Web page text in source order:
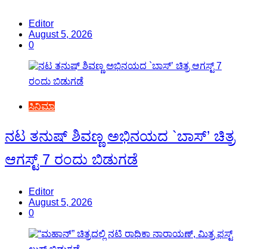
Editor
August 5, 2026
0
ಸಿನಿಮಾ
ನಟ ತನುಷ್ ಶಿವಣ್ಣ ಅಭಿನಯದ `ಬಾಸ್’ ಚಿತ್ರ
ಆಗಸ್ಟ್ 7 ರಂದು ಬಿಡುಗಡೆ
Editor
August 5, 2026
0